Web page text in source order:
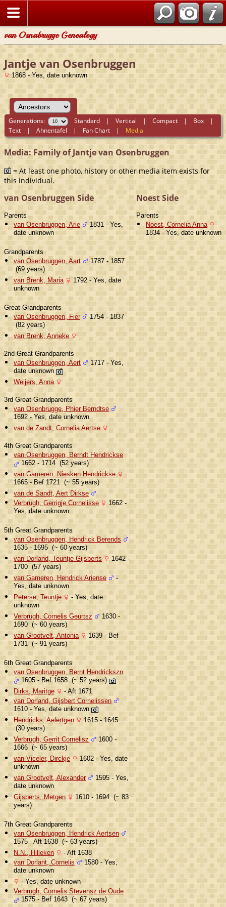
van Osnabrugge Genealogy
Jantje van Osenbruggen
1868 - Yes, date unknown
Generations: Standard |Vertical |Compact | Box |
Text |Ahnentafel | Fan Chart | Media
Media: Family of Jantje van Osenbruggen
= At least one photo, history or other media item exists for
this individual.
van Osenbruggen Side
Parents
van Osenbruggen, Arie
1831 - Yes,
date unknown
Grandparents
van Osenbruggen, Aart
1787 - 1857
(69 years)
van Brenk, Maria 1792 - Yes, date
unknown
Great Grandparents
van Osenbruggen, Fier
1754 - 1837
(82 years)
van Brenk, Anneke
2nd Great Grandparents
van Osenbruggen, Aert
1717 - Yes,
date unknown
Weijers, Anna
3rd Great Grandparents
van Osenbrugge, Phier Berndtse
1692 - Yes, date unknown
van de Zandt, Cornelia Aertse
4th Great Grandparents
van Osenbruggen, Berndt Hendrickse
1662 - 1714 (52 years)
van Gameren, Niesken Hendrickse
1665 - Bef 1721 (~ 55 years)
van de Sandt, Aert Dirkse
Verbrugh, Gerrigje Cornelisse
1662 -
Yes, date unknown
5th Great Grandparents
van Osenbruggen, Hendrick Berends
1635 - 1695 (~ 60 years)
van Dorland, Teuntje Gijsberts 1642 -
1700 (57 years)
van Gameren, Hendrick Ariense -
Yes, date unknown
Peterse, Teuntje - Yes, date
unknown
Verbrugh, Cornelis Geurtsz 1630 -
1690 (~ 60 years)
van Grootvelt, Antonia 1639 - Bef
1731 (~ 91 years)
6th Great Grandparents
van Osenbruggen, Bernt Hendrickszn
1605 - Bef 1658 (~ 52 years)
Dirks, Maritge
- Aft 1671
van Dorland, Gijsbert Cornelissen
1610 - Yes, date unknown
Hendricks, Aelertgen 1615 - 1645
(30 years)
Verbrugh, Gerrit Cornelisz 1600 -
1666 (~ 65 years)
van Viceler, Dirckje 1602 - Yes, date
unknown
van Grootvelt, Alexander 1595 - Yes,
date unknown
Gijsberts, Metgen 1610 - 1694 (~ 83
years)
7th Great Grandparents
van Osenbruggen, Hendrick Aertsen
1575 - Aft 1638 (~ 63 years)
N.N., Hilleken
- Aft 1638
van Dorlant, Cornelis
1580 - Yes,
date unknown
- Yes, date unknown
Verbrugh, Cornelis Stevensz de Oude
1575 - Bef 1643 (~ 67 years)
Noest Side
Parents
Noest, Cornelia Anna
1834 - Yes, date unknown